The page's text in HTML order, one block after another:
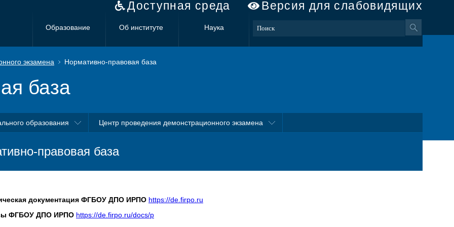
Доступная среда Версия для слабовидящих
Образование Об институте Наука
экзамена Нормативно-правовая база
база
образования Центр проведения демонстрационного экзамена
правовая база
документация ФГБОУ ДПО ИРПО https://de.firpo.ru
ФГБОУ ДПО ИРПО https://de.firpo.ru/docs/p